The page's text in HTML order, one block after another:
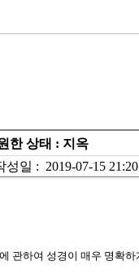
한 상태 : 지옥
성일 : 2019-07-15 21:20
관하여 성경이 매우 명확